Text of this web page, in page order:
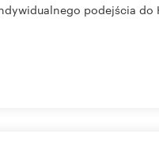
podejścia